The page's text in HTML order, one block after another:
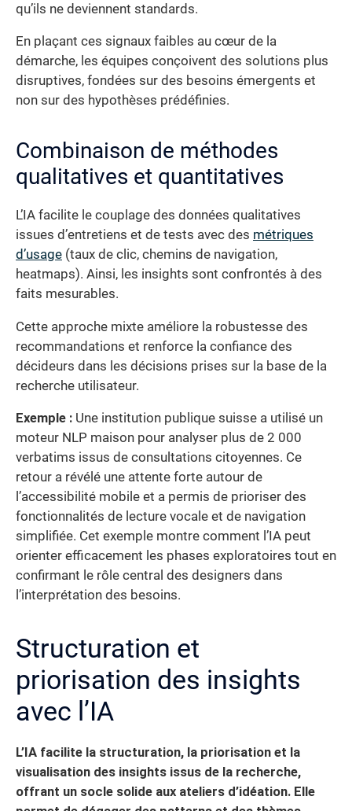
qu’ils ne deviennent standards.
En plaçant ces signaux faibles au cœur de la
démarche, les équipes conçoivent des solutions plus
disruptives, fondées sur des besoins émergents et
non sur des hypothèses prédéfinies.
Combinaison de méthodes
qualitatives et quantitatives
L’IA facilite le couplage des données qualitatives
issues d’entretiens et de tests avec des métriques
d’usage (taux de clic, chemins de navigation,
heatmaps). Ainsi, les insights sont confrontés à des
faits mesurables.
Cette approche mixte améliore la robustesse des
recommandations et renforce la confiance des
décideurs dans les décisions prises sur la base de la
recherche utilisateur.
Exemple : Une institution publique suisse a utilisé un
moteur NLP maison pour analyser plus de 2 000
verbatims issus de consultations citoyennes. Ce
retour a révélé une attente forte autour de
l’accessibilité mobile et a permis de prioriser des
fonctionnalités de lecture vocale et de navigation
simplifiée. Cet exemple montre comment l’IA peut
orienter efficacement les phases exploratoires tout en
confirmant le rôle central des designers dans
l’interprétation des besoins.
Structuration et
priorisation des insights
avec l’IA
L’IA facilite la structuration, la priorisation et la
visualisation des insights issus de la recherche,
offrant un socle solide aux ateliers d’idéation. Elle